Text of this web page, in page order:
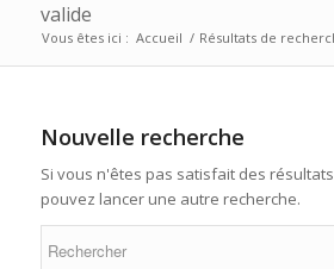
valide
Vous êtes ici : Accueil / Résultats de
Nouvelle recherche
Si vous n'êtes pas satisfait des
pouvez lancer une autre recherche.